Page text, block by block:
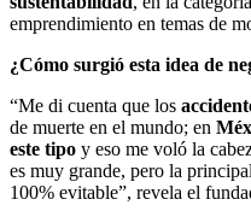
emprendimiento en temas de
¿Cómo surgió esta idea de
“Me di cuenta que los
de muerte en el mundo; en
este tipo y eso me voló la
es muy grande, pero la
100% evitable”, revela el